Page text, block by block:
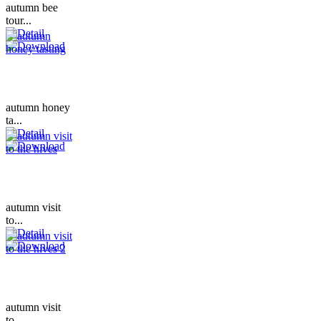
autumn bee
tour...
autumn honey
ta...
autumn visit
to...
autumn visit